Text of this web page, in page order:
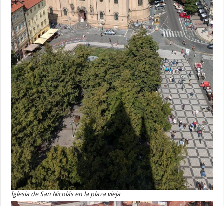
Iglesia de San Nicolás en la plaza vieja